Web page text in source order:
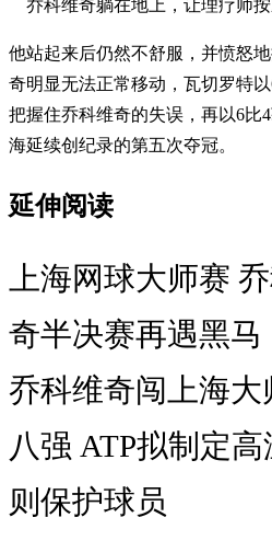
乔科维奇躺在地上，让理疗师
他站起来后仍然不舒服，并愤怒
奇明显无法正常移动，瓦切罗特
把握住乔科维奇的失误，再以6比
海延续创纪录的第五次夺冠。
延伸阅读
上海网球大师赛
奇半决赛再遇黑马
乔科维奇闯上海大
八强 ATP拟制定
则保护球员